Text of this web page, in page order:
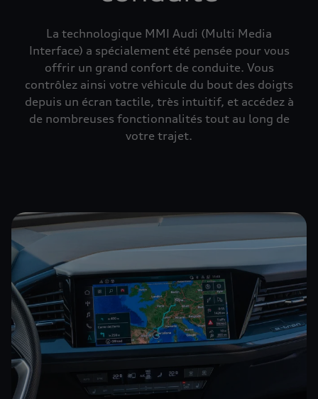
La technologique MMI Audi (Multi Media
Interface) a spécialement été pensée pour vous
offrir un grand confort de conduite. Vous
contrôlez ainsi votre véhicule du bout des doigts
depuis un écran tactile, très intuitif, et accédez à
de nombreuses fonctionnalités tout au long de
votre trajet.